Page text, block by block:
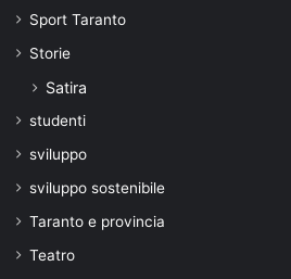
Sport Taranto
Storie
Satira
studenti
sviluppo
sviluppo sostenibile
Taranto e provincia
Teatro